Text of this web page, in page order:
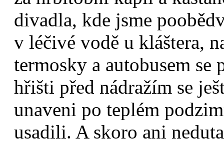
divadla, kde jsme
v léčivé vodě u kláštera,
termosky a autobusem
hřišti před nádražím se
unaveni po teplém
usadili. A skoro ani